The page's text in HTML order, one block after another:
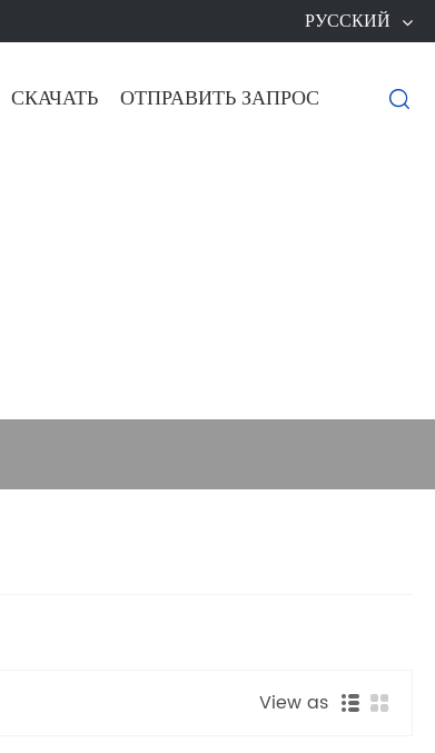
РУССКИЙ
СКАЧАТЬ ОТПРАВИТЬ ЗАПРОС 
View as